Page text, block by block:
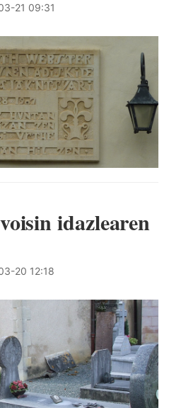
21 09:31
idazlearen
20 12:18